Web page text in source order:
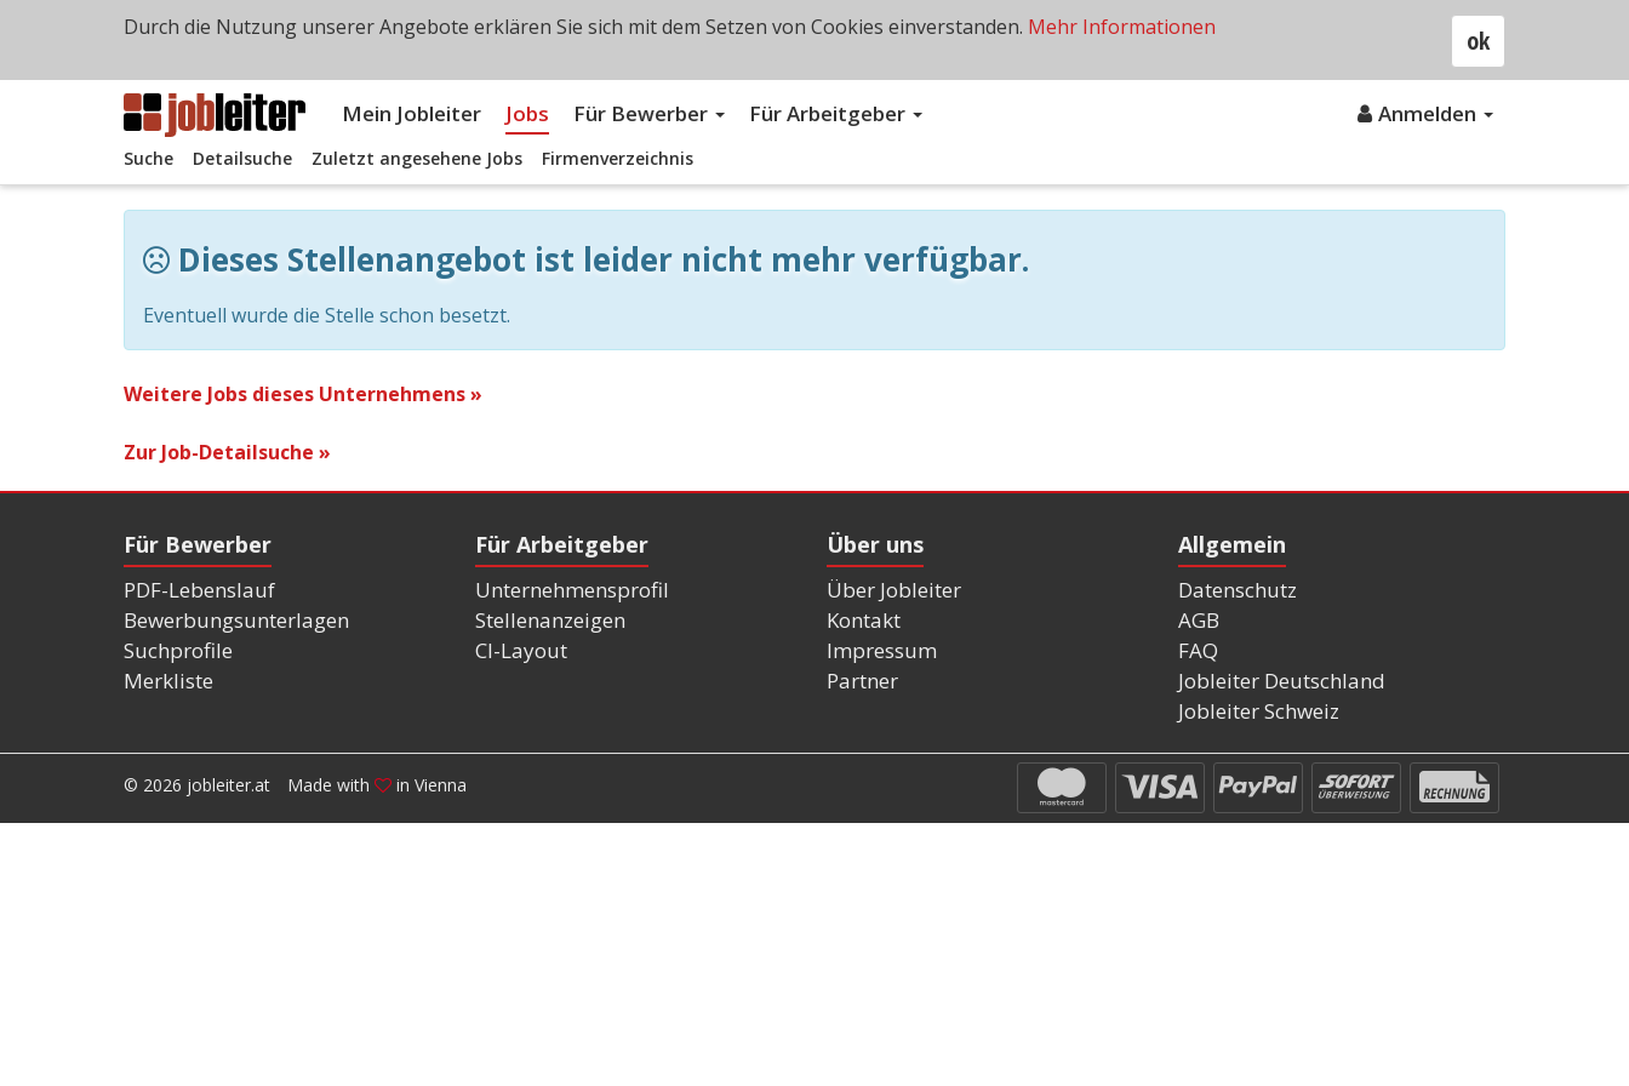
Mein Jobleiter Jobs Für Bewerber Für Arbeitgeber Anmelden
Suche Detailsuche Zuletzt angesehene Jobs Firmenverzeichnis
Dieses Stellenangebot ist leider nicht mehr verfügbar.
Eventuell wurde die Stelle schon besetzt.
Weitere Jobs dieses Unternehmens »
Zur Job-Detailsuche »
Für Bewerber
PDF-Lebenslauf
Bewerbungsunterlagen
Suchprofile
Merkliste
Für Arbeitgeber
Unternehmensprofil
Stellenanzeigen
CI-Layout
Über uns
Über Jobleiter
Kontakt
Impressum
Partner
Allgemein
Datenschutz
AGB
FAQ
Jobleiter Deutschland
Jobleiter Schweiz
© 2026 jobleiter.at Made with in Vienna
ok
Durch die Nutzung unserer Angebote erklären Sie sich mit dem Setzen von Cookies einverstanden. Mehr Informationen